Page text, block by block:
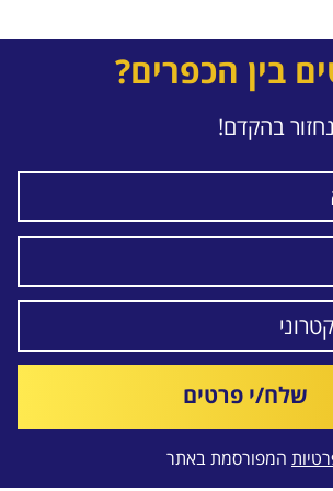
בין הכפרים?
בהקדם!
שלח/י פרטים
המפורסמת באתר